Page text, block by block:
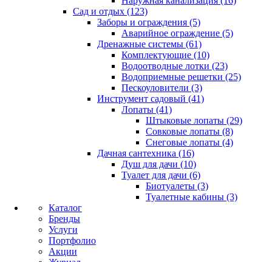
Сад и отдых (123)
Заборы и ограждения (5)
Аварийное ограждение (5)
Дренажные системы (61)
Комплектующие (10)
Водоотводные лотки (23)
Водоприемные решетки (25)
Пескоуловители (3)
Инструмент садовый (41)
Лопаты (41)
Штыковые лопаты (29)
Совковые лопаты (8)
Снеговые лопаты (4)
Дачная сантехника (16)
Душ для дачи (10)
Туалет для дачи (6)
Биотуалеты (3)
Туалетные кабины (3)
Каталог
Бренды
Услуги
Портфолио
Акции